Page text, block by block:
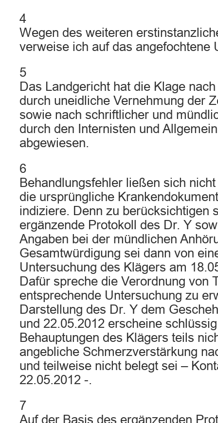
4
Wegen des weiteren
verweise ich auf das angefochtene
5
Das Landgericht hat die Klage
durch uneidliche Vernehmung der
sowie nach schriftlicher und
durch den Internisten und
abgewiesen.
6
Behandlungsfehler ließen sich
die ursprüngliche
indiziere. Denn zu berücksichtigen
ergänzende Protokoll des Dr. Y
Angaben bei der mündlichen
Gesamtwürdigung sei dann von
Untersuchung des Klägers am
Dafür spreche die Verordnung von
entsprechende Untersuchung zu
Darstellung des Dr. Y dem
und 22.05.2012 erscheine
Behauptungen des Klägers teils
angebliche Schmerzverstärkung
und teilweise nicht belegt sei –
22.05.2012 -.
7
Auf der Basis des ergänzenden